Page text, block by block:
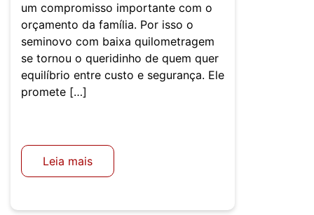
um compromisso importante com o
orçamento da família. Por isso o
seminovo com baixa quilometragem
se tornou o queridinho de quem quer
equilíbrio entre custo e segurança. Ele
promete […]
Leia mais